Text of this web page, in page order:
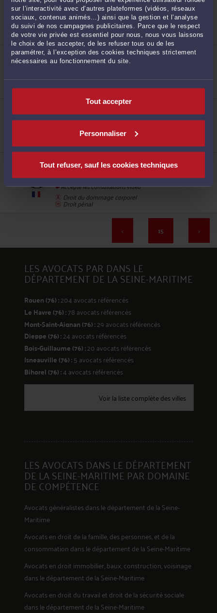
sur l’interactivité avec d’autres plateformes (vidéos, réseaux
sociaux, contenus animés…) ainsi que la gestion et l’analyse
du suivi de nos campagnes publicitaires. Parce que le respect
de votre vie privée est essentiel pour nous, nous vous laissons
le choix de les accepter, de les refuser tous ou de les
paramétrer, à l’exception des cookies techniques strictement
nécessaires au fonctionnement du site.
Tout accepter
Personnaliser
Tout refuser, sauf les cookies techniques
294
295
5 rue l'Abbé Féret 76440 FORGES LES EAUX
ME SOUMIA DUBREIL-MEKKAOUI
16 rue de la Ferme 76770 HOUPPEVILLE
Droit des étrangers et de la nationalité
Droit public
ME ARNAUD LEBIGRE
216 route de Neufchâtel 76420 BIHOREL
ME VALÉRIE GIARD
131 BOULEVARD DE STRASBOURG 76600 LE
HAVRE
Accepte les consultations vidéo
Droit du dommage corporel
Droit pénal
< 15 >
LES AVOCATS PAR DANS LE
DÉPARTEMENT DE LA SEINE-MARITIME
Rouen (76) :204 avocats référencés
Le Havre (76) :78 avocats référencés
Mont-Saint-Aignan (76) :29 avocats référencés
Dieppe (76) :24 avocats référencés
Bois-Guillaume (76) :20 avocats référencés
Isneauville (76) :5 avocats référencés
Bihorel (76) :4 avocats référencés
Voir la liste complète des villes
LES AVOCATS DANS LE DÉPARTEMENT
DE LA SEINE-MARITIME PAR DOMAINE
DE COMPÉTENCE
Avocats généralistes dans le département de la Seine-
Maritime
Avocats en droit de la famille, des personnes, et de la
consommation dans le département de la Seine-Maritime
Avocats en droit immobilier, baux, construction, voisinage
dans le département de la Seine-Maritime
Avocats en droit du travail et droit de la sécurité sociale
dans le département de la Seine-Maritime